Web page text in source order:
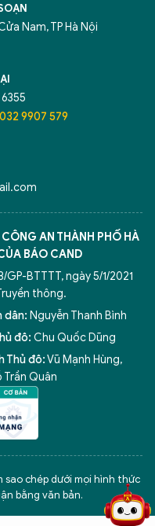
Nam, TP Hà Nội
9907 579
AN THÀNH PHỐ HÀ
BÁO CAND
BTTTT, ngày 5/1/2021
thông.
dân: Nguyễn Thanh Bình
đô: Chu Quốc Dũng
Thủ đô:Vũ Mạnh Hùng,
Trần Quân
sao chép dưới mọi hình thức
bằng văn bản.
pháp xử lý điểm nghẽn của